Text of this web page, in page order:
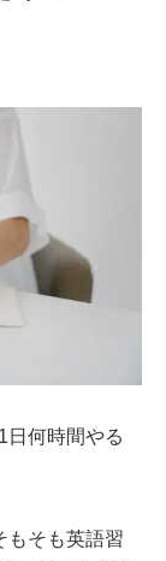
日何時間やる
もそも英語習